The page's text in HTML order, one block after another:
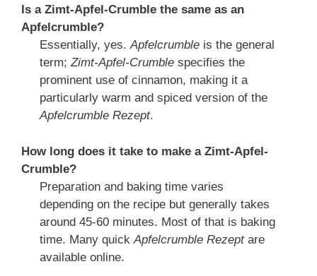
Is a Zimt-Apfel-Crumble the same as an
Apfelcrumble?
Essentially, yes.Apfelcrumbleis the general
term;Zimt-Apfel-Crumblespecifies the
prominent use of cinnamon, making it a
particularly warm and spiced version of the
Apfelcrumble Rezept.
How long does it take to make a Zimt-Apfel-
Crumble?
Preparation and baking time varies
depending on the recipe but generally takes
around 45-60 minutes. Most of that is baking
time. Many quick Apfelcrumble Rezeptare
available online.